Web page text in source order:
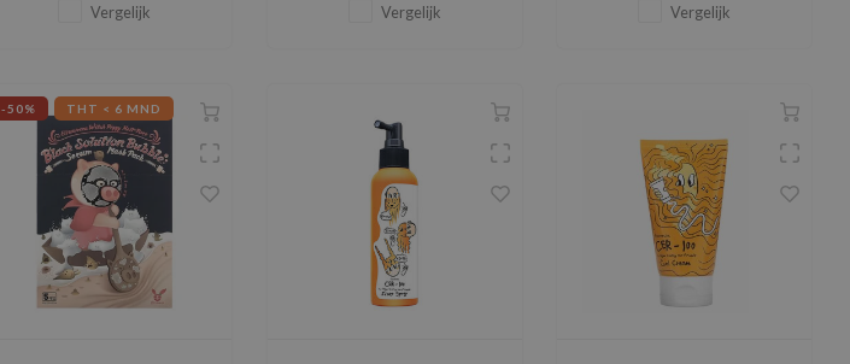
Vergelijk
zuivert.
Vergelijk
door Tea Tree en natuurlijke
Vergelijk
-50% THT < 6 MND